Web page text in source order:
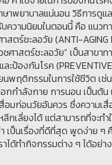
ษาพยาบาลแน่นอน วิธีการดู
บความนิยมในตอนนี้ คือ แนวท
ศาสตร์ชะลอวัย (ANTI-
ร์ชะลอวัย” เป็นสาขาทา
ะป้องกันโรค
นพฤติกรรมในการใช้ชีวิต เช่
กกำลังกาย การนอน เป็นต้น
อมก่อนวัยอันควร ซึ่งความเ
กเลี่ยงได้ แต่สามารถที่จะทำ
เป็นเรื่องที่ดีที่สุด พูดง่าย ๆ
าได้ทำกิจกรรมต่าง ๆ ได้อย่า